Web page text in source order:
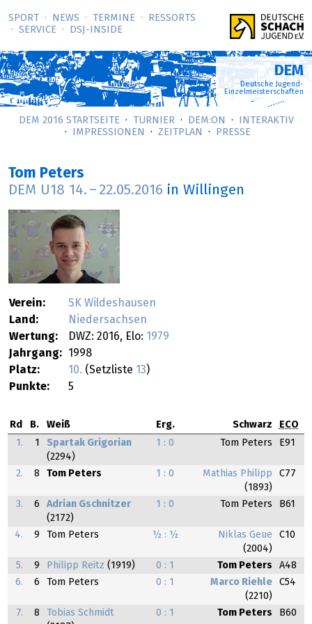
SPORT NEWS TERMINE
RESSORTS
SERVICE
DSJ-­INSIDE
DEM
Deutsche Jugend-
Einzelmeisterschaften
DEM 2016 STARTSEITE TURNIER DEM:ON
INTERAKTIV
IMPRESSIONEN
ZEITPLAN PRESSE
Tom Peters
DEM U18 14. – 22.05.2016 in Willingen
Verein:
SK Wildeshausen
Land:
Niedersachsen
Wertung:
DWZ: 2016, Elo: 1979
Jahrgang:
1998
Platz:
10. (Setzliste 13)
Punkte:
5
Rd B. Weiß Erg. Schwarz
ECO
1.
1
Spartak Grigorian
(2294)
1 : 0 Tom Peters E91
2. 8 Tom Peters 1 : 0
Mathias Philipp
(1893)
C77
3. 6
Adrian Gschnitzer
(2172)
1 : 0 Tom Peters B61
4. 9 Tom Peters ½ : ½
Niklas Geue
(2004)
C10
5. 9 Philipp Reitz (1919) 0 : 1 Tom Peters
A48
6.
6 Tom Peters 0 : 1
Marco Riehle
(2210)
C54
7. 8
Tobias Schmidt
0 : 1 Tom Peters B60